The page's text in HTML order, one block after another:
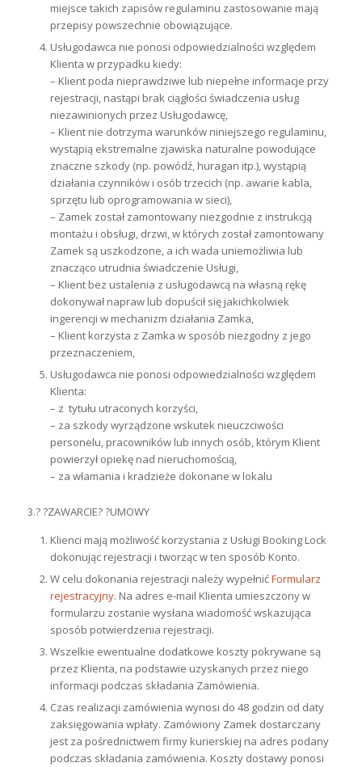
miejsce takich zapisów regulaminu zastosowanie mają
przepisy powszechnie obowiązujące.
Usługodawca nie ponosi odpowiedzialności względem
Klienta w przypadku kiedy:
– Klient poda nieprawdziwe lub niepełne informacje przy
rejestracji, nastąpi brak ciągłości świadczenia usług
niezawinionych przez Usługodawcę,
– Klient nie dotrzyma warunków niniejszego regulaminu,
wystąpią ekstremalne zjawiska naturalne powodujące
znaczne szkody (np. powódź, huragan itp.),wystąpią
działania czynników i osób trzecich (np. awarie kabla,
sprzętu lub oprogramowania w sieci),
– Zamek został zamontowany niezgodnie z instrukcją
montażu i obsługi, drzwi, w których został zamontowany
Zamek są uszkodzone, a ich wada uniemożliwia lub
znacząco utrudnia świadczenie Usługi,
– Klient bez ustalenia z usługodawcą na własną rękę
dokonywał napraw lub dopuścił się jakichkolwiek
ingerencji w mechanizm działania Zamka,
– Klient korzysta z Zamka w sposób niezgodny z jego
przeznaczeniem,
Usługodawca nie ponosi odpowiedzialności względem
Klienta:
– z tytułu utraconych korzyści,
– za szkody wyrządzone wskutek nieuczciwości
personelu, pracowników lub innych osób, którym Klient
powierzył opiekę nad nieruchomością,
– za włamania i kradzieże dokonane w lokalu
3.? ?ZAWARCIE? ?UMOWY
Klienci mają możliwość korzystania z Usługi Booking Lock
dokonując rejestracji i tworząc w ten sposób Konto.
W celu dokonania rejestracji należy wypełnićFormularz
rejestracyjny. Na adres e-mail Klienta umieszczony w
formularzu zostanie wysłana wiadomość wskazująca
sposób potwierdzenia rejestracji.
Wszelkie ewentualne dodatkowe koszty pokrywane są
przez Klienta, na podstawie uzyskanych przez niego
informacji podczas składania Zamówienia.
Czas realizacji zamówienia wynosi do 48 godzin od daty
zaksięgowania wpłaty. Zamówiony Zamek dostarczany
jest za pośrednictwem firmy kurierskiej na adres podany
podczas składania zamówienia. Koszty dostawy ponosi